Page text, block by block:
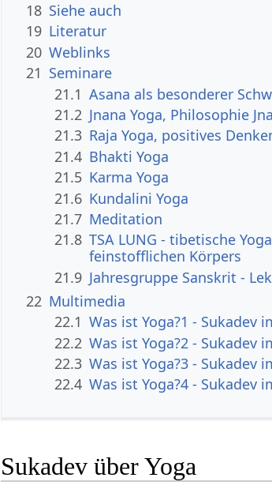
18 Siehe auch
19 Literatur
20 Weblinks
21 Seminare
21.1 Asana als besonderer
21.2 Jnana Yoga, Philosophie
21.3 Raja Yoga, positives
21.4 Bhakti Yoga
21.5 Karma Yoga
21.6 Kundalini Yoga
21.7 Meditation
21.8 TSA LUNG - tibetische
feinstofflichen Körpers
21.9 Jahresgruppe Sanskrit -
22 Multimedia
22.1 Was ist Yoga?1 - Sukadev
22.2 Was ist Yoga?2 - Sukadev
22.3 Was ist Yoga?3 - Sukadev
22.4 Was ist Yoga?4 - Sukadev
Sukadev über Yoga